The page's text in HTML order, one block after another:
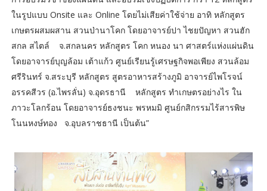
ในรูปแบบ Onsite และ Online โดยไม่เสียค่าใช้จ่าย อาทิ หลักสูตร
เกษตรผสมผสาน สวนป่านาโคก โดยอาจารย์ปา ไชยปัญหา สวนฮัก
สกล สไตล์ จ.สกลนคร หลักสูตร โคก หนอง นา ศาสตร์แห่งแผ่นดิน
โดยอาจารย์บุญล้อม เต้าแก้ว ศูนย์เรียนรู้เศรษฐกิจพอเพียง สวนล้อม
ศรีรินทร์ จ.สระบุรี หลักสูตร สูตรอาหารสร้างภูมิ อาจารย์ไพโรจน์
อรรคสีวร (อ.ไพรลั่น) จ.อุดรธานี หลักสูตร ทำเกษตรอย่างไร ใน
ภาวะโลกร้อน โดยอาจารย์ธงชนะ พรหมมิ ศูนย์กสิกรรมไร้สารพิษ
โนนหงษ์ทอง จ.อุบลราชธานี เป็นต้น”